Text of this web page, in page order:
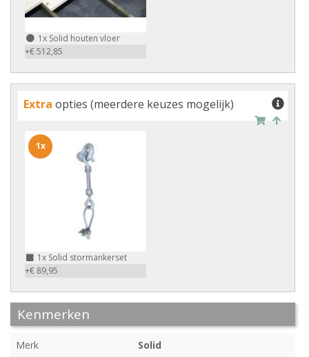
1x Solid houten vloer
+€ 512,85
Extra opties (meerdere keuzes mogelijk)
1x Solid stormankerset
+€ 89,95
1x
Kenmerken
Merk Solid